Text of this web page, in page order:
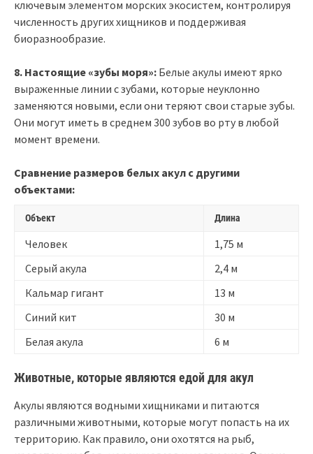
ключевым элементом морских экосистем, контролируя
численность других хищников и поддерживая
биоразнообразие.
8. Настоящие «зубы моря»: Белые акулы имеют ярко
выраженные линии с зубами, которые неуклонно
заменяются новыми, если они теряют свои старые зубы.
Они могут иметь в среднем 300 зубов во рту в любой
момент времени.
Сравнение размеров белых акул с другими
объектами:
Объект Длина
Человек
1,75 м
Серый акула
2,4 м
Кальмар гигант
13 м
Синий кит
30 м
Белая акула
6 м
Животные, которые являются едой для акул
Акулы являются водными хищниками и питаются
различными животными, которые могут попасть на их
территорию. Как правило, они охотятся на рыб,